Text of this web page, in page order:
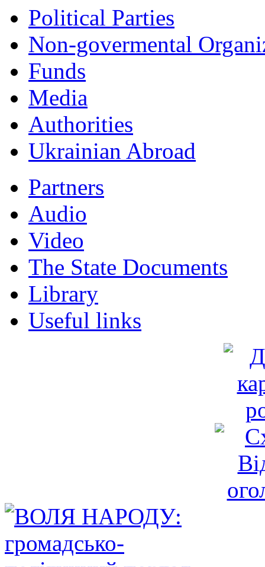
Political Parties
Non-govermental
Funds
Мedia
Authorities
Ukrainian Abroad
Partners
Audio
Video
The State Documents
Library
Useful links